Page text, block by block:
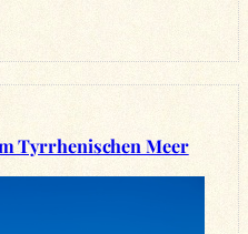
Tyrrhenischen Meer